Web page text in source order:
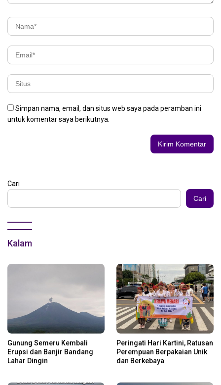
Simpan nama, email, dan situs web saya pada peramban ini
untuk komentar saya berikutnya.
Cari
Cari
Kalam
Gunung Semeru Kembali
Erupsi dan Banjir Bandang
Lahar Dingin
Peringati Hari Kartini, Ratusan
Perempuan Berpakaian Unik
dan Berkebaya